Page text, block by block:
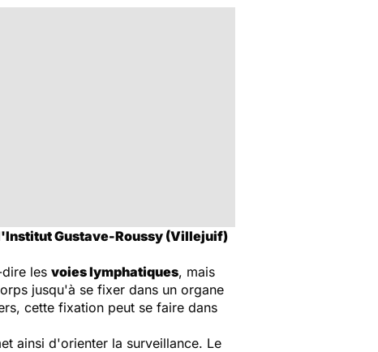
Gustave-Roussy (Villejuif)
les voies lymphatiques, mais
jusqu'à se fixer dans un organe
cette fixation peut se faire dans
ainsi d'orienter la surveillance. Le